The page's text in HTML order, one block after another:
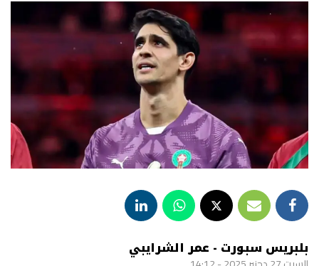
بلبريس سبورت - عمر الشرايبي